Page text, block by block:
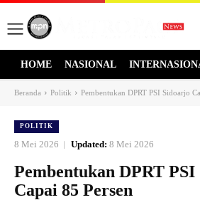
HOME NASIONAL
Beranda Politik Pembentukan DPRT PSI Sidoarjo
POLITIK
8 Mei 2026 Updated: 8 Mei 2026
Pembentukan DPRT
Capai 85 Persen